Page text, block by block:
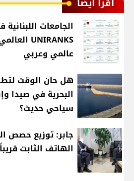
الجامعات
عالمي وعربي
هل حان الوقت
البحرية في صيدا
سياحي حديث؟
جابر: توزيع حصص
الهاتف الثابت قريباً